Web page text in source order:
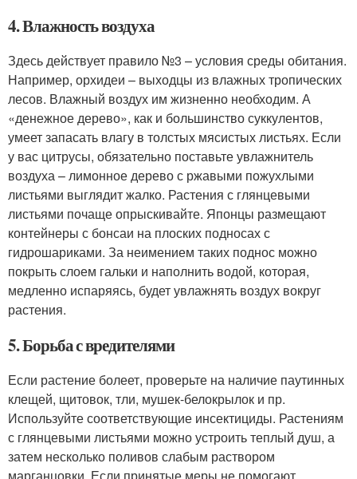
4. Влажность воздуха
Здесь действует правило №3 – условия среды обитания.
Например, орхидеи – выходцы из влажных тропических
лесов. Влажный воздух им жизненно необходим. А
«денежное дерево», как и большинство суккулентов,
умеет запасать влагу в толстых мясистых листьях. Если
у вас цитрусы, обязательно поставьте увлажнитель
воздуха – лимонное дерево с ржавыми пожухлыми
листьями выглядит жалко. Растения с глянцевыми
листьями почаще опрыскивайте. Японцы размещают
контейнеры с бонсаи на плоских подносах с
гидрошариками. За неимением таких поднос можно
покрыть слоем гальки и наполнить водой, которая,
медленно испаряясь, будет увлажнять воздух вокруг
растения.
5. Борьба с вредителями
Если растение болеет, проверьте на наличие паутинных
клещей, щитовок, тли, мушек-белокрылок и пр.
Используйте соответствующие инсектициды. Растениям
с глянцевыми листьями можно устроить теплый душ, а
затем несколько поливов слабым раствором
марганцовки. Если принятые меры не помогают,